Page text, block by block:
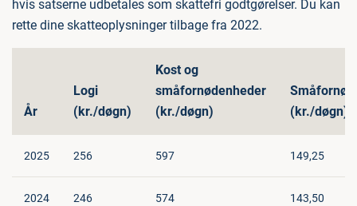
hvis satserne udbetales som skattefri godtgørelser. Du kan
rette dine skatteoplysninger tilbage fra 2022.
År
Logi
(kr./døgn)
Kost og
småfornødenheder
(kr./døgn)
(kr./døgn)
2025 256 597 149,25
2024 246 574 143,50